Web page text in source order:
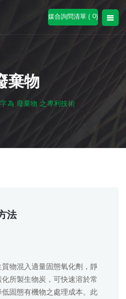
媒合詢問清單 ( 0)
棄物
為 廢棄物 之專利技術
法
物混入適量固態氧化劑，靜
所製生物炭，可快速溶於常
固態有機物之處理成本。此